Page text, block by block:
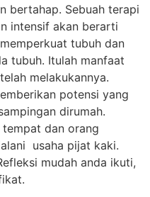
bertahap. Sebuah terapi
intensif akan berarti
tubuh dan
tubuh. Itulah manfaat
melakukannya.
potensi yang
dirumah.
tempat dan orang
usaha pijat kaki.
mudah anda ikuti,